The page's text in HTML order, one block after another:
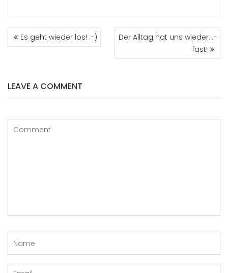
BEITRAGS-
NAVIGATION
Es geht wieder los! :-)
Der Alltag hat uns wieder…-
fast!
LEAVE A COMMENT